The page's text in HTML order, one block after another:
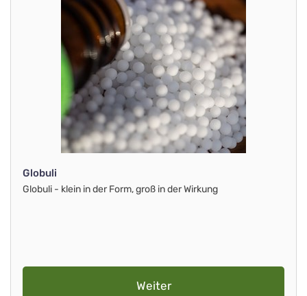
Globuli
Globuli - klein in der Form, groß in der Wirkung
Weiter